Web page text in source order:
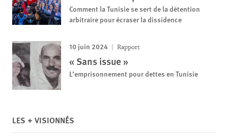
Comment la Tunisie se sert de la détention
arbitraire pour écraser la dissidence
10 juin 2024 Rapport
« Sans issue »
L’emprisonnement pour dettes en Tunisie
LES + VISIONNÉS